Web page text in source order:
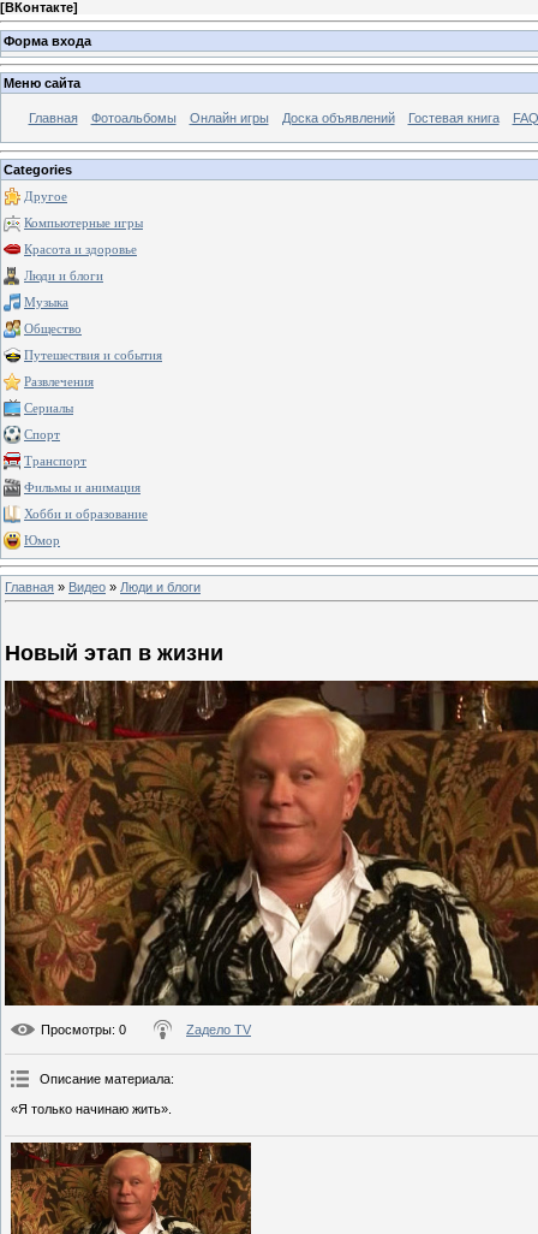
[ВКонтакте]
Форма входа
Меню сайта
Главная Фотоальбомы Онлайн игры Доска объявлений Гостевая книга
Categories
Другое
Компьютерные игры
Красота и здоровье
Люди и блоги
Музыка
Общество
Путешествия и события
Развлечения
Сериалы
Спорт
Транспорт
Фильмы и анимация
Хобби и образование
Юмор
Главная » Видео » Люди и блоги
Новый этап в жизни
Просмотры: 0 Zадело TV
Описание материала:
«Я только начинаю жить».